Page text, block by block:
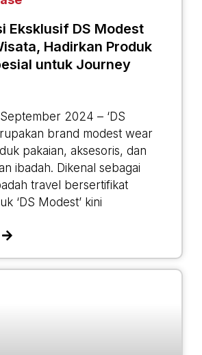
Eksklusif DS Modest
Hadirkan Produk
untuk Journey
2024 – ‘DS
brand modest wear
pakaian, aksesoris, dan
ibadah. Dikenal sebagai
travel bersertifikat
‘DS Modest’ kini